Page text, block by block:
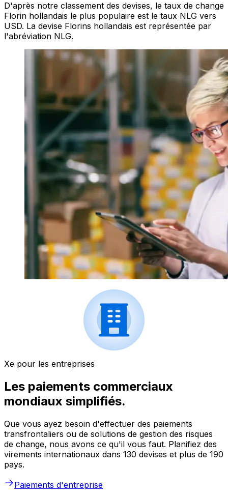
D'après notre classement des devises, le taux de change
Florin hollandais le plus populaire est le taux NLG vers
USD. La devise Florins hollandais est représentée par
l'abréviation NLG.
Xe pour les entreprises
Les paiements commerciaux
mondiaux simplifiés.
Que vous ayez besoin d'effectuer des paiements
transfrontaliers ou de solutions de gestion des risques
de change, nous avons ce qu'il vous faut. Planifiez des
virements internationaux dans 130 devises et plus de 190
pays.
Paiements d'entreprise